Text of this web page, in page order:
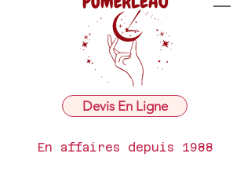
Devis En Ligne
En affaires depuis 1988